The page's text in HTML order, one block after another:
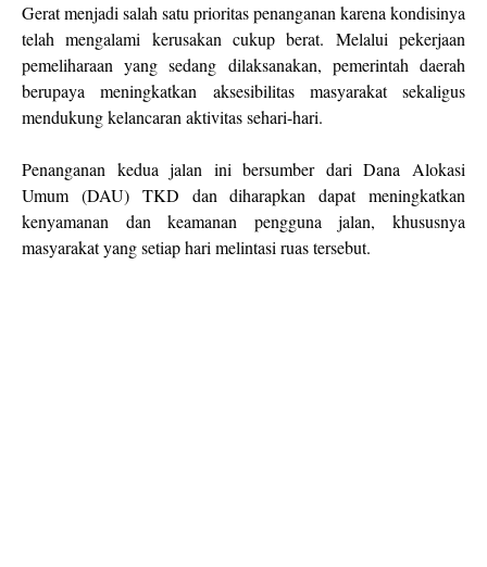
Gerat menjadi salah satu prioritas penanganan karena kondisinya
telah mengalami kerusakan cukup berat. Melalui pekerjaan
pemeliharaan yang sedang dilaksanakan, pemerintah daerah
berupaya meningkatkan aksesibilitas masyarakat sekaligus
mendukung kelancaran aktivitas sehari-hari.
Penanganan kedua jalan ini bersumber dari Dana Alokasi
Umum (DAU) TKD dan diharapkan dapat meningkatkan
kenyamanan dan keamanan pengguna jalan, khususnya
masyarakat yang setiap hari melintasi ruas tersebut.